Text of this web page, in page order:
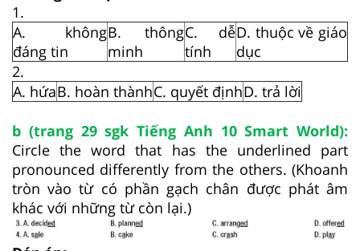
1.
A. không
đáng tin
B. thông
minh
C. dễ
tính
D. thuộc về giáo
dục
2.
A. hứaB. hoàn thànhC. quyết địnhD. trả lời
b (trang 29 sgk Tiếng Anh 10 Smart World):
Circle the word that has the underlined part
pronounced differently from the others. (Khoanh
tròn vào từ có phần gạch chân được phát âm
khác với những từ còn lại.)